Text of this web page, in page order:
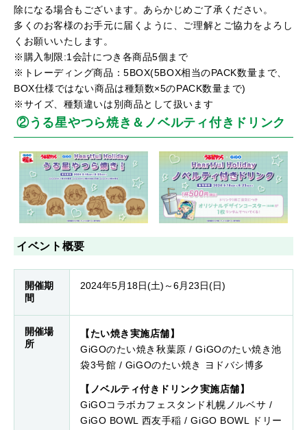
除になる場合もございます。あらかじめご了承ください。
多くのお客様のお手元に届くように、ご理解とご協力をよろし
くお願いいたします。
※購入制限:1会計につき各商品5個まで
※トレーディング商品：5BOX(5BOX相当のPACK数量まで、
BOX仕様ではない商品は種類数×5のPACK数量まで)
※サイズ、種類違いは別商品として扱います
②うる星やつら焼き＆ノベルティ付きドリンク
イベント概要
開催期
間
2024年5月18日(土)～6月23日(日)
開催場
所
【たい焼き実施店舗】
GiGOのたい焼き秋葉原 / GiGOのたい焼き池
袋3号館 / GiGOのたい焼き ヨドバシ博多
【ノベルティ付きドリンク実施店舗】
GiGOコラボカフェスタンド札幌ノルベサ /
GiGO BOWL 西友手稲 / GiGO BOWL ドリー